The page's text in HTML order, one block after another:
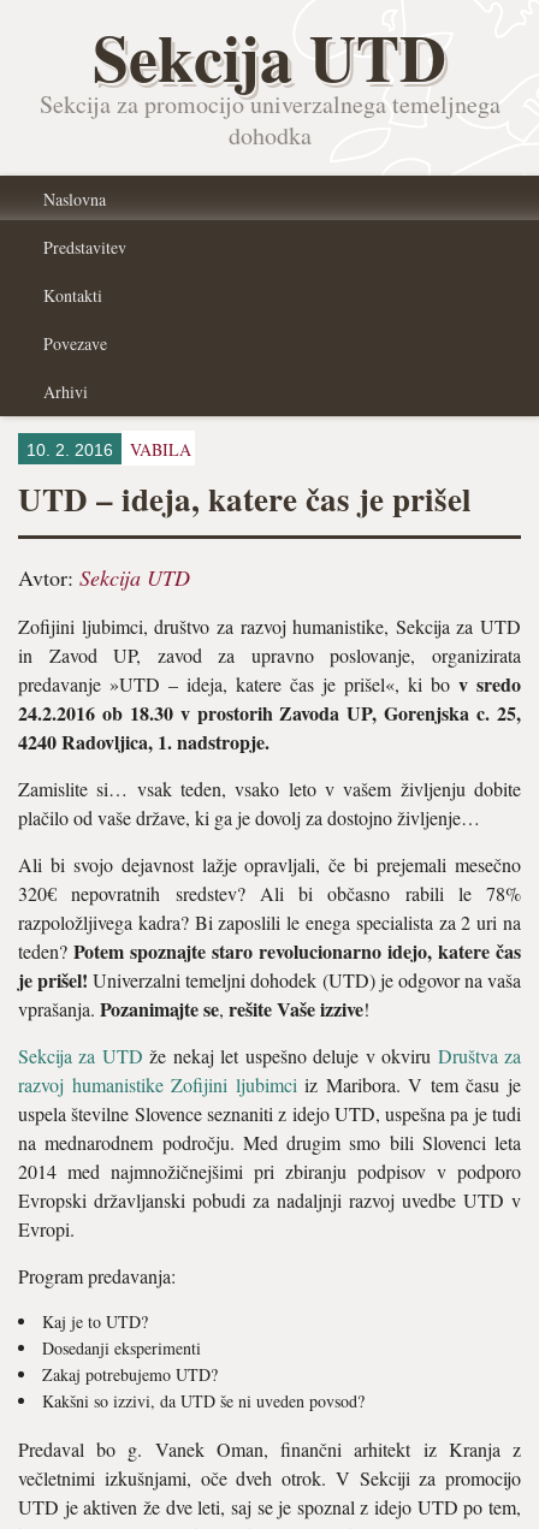
Sekcija UTD
Sekcija za promocijo univerzalnega temeljnega
dohodka
Naslovna
Predstavitev
Kontakti
Povezave
Arhivi
10. 2. 2016 VABILA
UTD – ideja, katere čas je prišel
Avtor: Sekcija UTD
Zofijini ljubimci, društvo za razvoj humanistike, Sekcija za UTD
in Zavod UP, zavod za upravno poslovanje, organizirata
predavanje »UTD – ideja, katere čas je prišel«, ki bo v sredo
24.2.2016 ob 18.30 v prostorih Zavoda UP, Gorenjska c. 25,
4240 Radovljica, 1. nadstropje.
Zamislite si… vsak teden, vsako leto v vašem življenju dobite
plačilo od vaše države, ki ga je dovolj za dostojno življenje…
Ali bi svojo dejavnost lažje opravljali, če bi prejemali mesečno
320€ nepovratnih sredstev? Ali bi občasno rabili le 78%
razpoložljivega kadra? Bi zaposlili le enega specialista za 2 uri na
teden? Potem spoznajte staro revolucionarno idejo, katere čas
je prišel! Univerzalni temeljni dohodek (UTD) je odgovor na vaša
vprašanja. Pozanimajte se, rešite Vaše izzive!
Sekcija za UTD že nekaj let uspešno deluje v okviru Društva za
razvoj humanistike Zofijini ljubimci iz Maribora. V tem času je
uspela številne Slovence seznaniti z idejo UTD, uspešna pa je tudi
na mednarodnem področju. Med drugim smo bili Slovenci leta
2014 med najmnožičnejšimi pri zbiranju podpisov v podporo
Evropski državljanski pobudi za nadaljnji razvoj uvedbe UTD v
Evropi.
Program predavanja:
Kaj je to UTD?
Dosedanji eksperimenti
Zakaj potrebujemo UTD?
Kakšni so izzivi, da UTD še ni uveden povsod?
Predaval bo g. Vanek Oman, finančni arhitekt iz Kranja z
večletnimi izkušnjami, oče dveh otrok. V Sekciji za promocijo
UTD je aktiven že dve leti, saj se je spoznal z idejo UTD po tem,